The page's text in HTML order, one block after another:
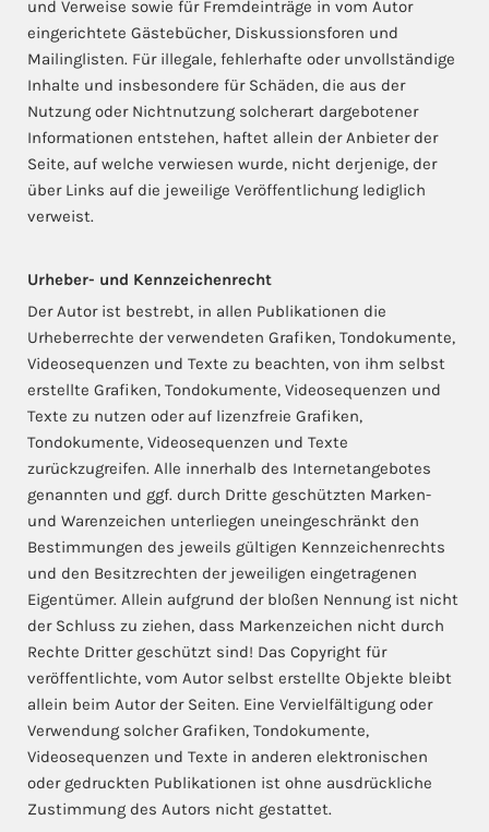
und Verweise sowie für Fremdeinträge in vom Autor
eingerichtete Gästebücher, Diskussionsforen und
Mailinglisten. Für illegale, fehlerhafte oder unvollständige
Inhalte und insbesondere für Schäden, die aus der
Nutzung oder Nichtnutzung solcherart dargebotener
Informationen entstehen, haftet allein der Anbieter der
Seite, auf welche verwiesen wurde, nicht derjenige, der
über Links auf die jeweilige Veröffentlichung lediglich
verweist.
Urheber- und Kennzeichenrecht
Der Autor ist bestrebt, in allen Publikationen die
Urheberrechte der verwendeten Grafiken, Tondokumente,
Videosequenzen und Texte zu beachten, von ihm selbst
erstellte Grafiken, Tondokumente, Videosequenzen und
Texte zu nutzen oder auf lizenzfreie Grafiken,
Tondokumente, Videosequenzen und Texte
zurückzugreifen. Alle innerhalb des Internetangebotes
genannten und ggf. durch Dritte geschützten Marken-
und Warenzeichen unterliegen uneingeschränkt den
Bestimmungen des jeweils gültigen Kennzeichenrechts
und den Besitzrechten der jeweiligen eingetragenen
Eigentümer. Allein aufgrund der bloßen Nennung ist nicht
der Schluss zu ziehen, dass Markenzeichen nicht durch
Rechte Dritter geschützt sind! Das Copyright für
veröffentlichte, vom Autor selbst erstellte Objekte bleibt
allein beim Autor der Seiten. Eine Vervielfältigung oder
Verwendung solcher Grafiken, Tondokumente,
Videosequenzen und Texte in anderen elektronischen
oder gedruckten Publikationen ist ohne ausdrückliche
Zustimmung des Autors nicht gestattet.